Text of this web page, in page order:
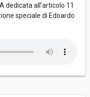
dedicata all’articolo 11
speciale di Edoardo